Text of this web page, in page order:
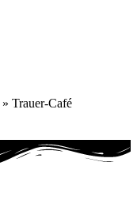
» Trauer-Café